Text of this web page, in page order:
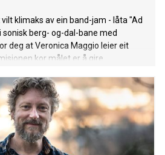
klimaks av ein band-jam - låta "Ad
berg- og-dal-bane med
deg at Veronica Maggio leier eit
kor målet er å gire
sin tekst på arkaisk nynorsk, og
noko nytt og sjølvrealisérande er
infinitum", frå Andreas Rotevatn
saltvatn og sola", er ute no!